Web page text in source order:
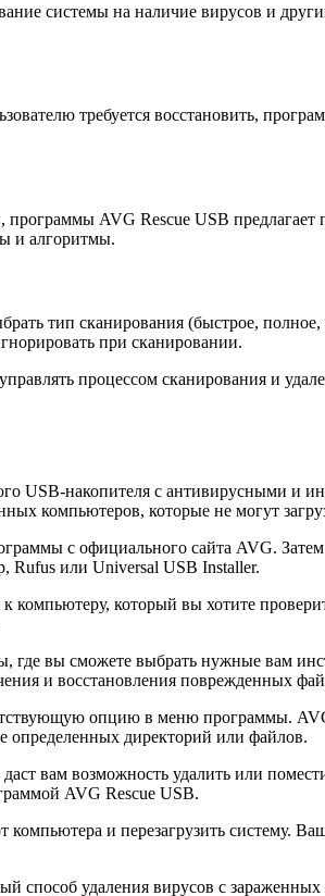
системы на наличие вирусов и
требуется восстановить,
AVG Rescue USB предлагает
и алгоритмы.
тип сканирования (быстрое,
при сканировании.
процессом сканирования и
USB-накопителя с антивирусными и
компьютеров, которые не могут
с официального сайта AVG.
Rufus или Universal USB Installer.
который вы хотите
где вы сможете выбрать нужные вам
и восстановления поврежденных
опцию в меню программы.
определенных директорий или файлов.
вам возможность удалить или
AVG Rescue USB.
и перезагрузить систему.
удаления вирусов с